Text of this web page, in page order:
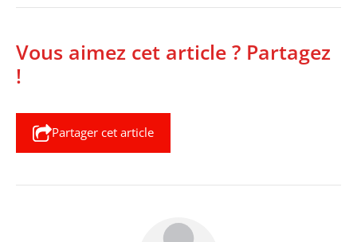
Vous aimez cet article ? Partagez
!
Partager cet article